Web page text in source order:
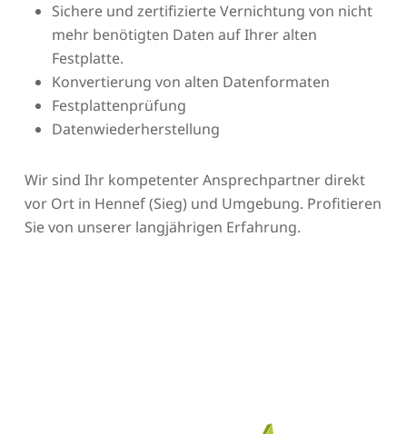
Sichere und zertifizierte Vernichtung von nicht
mehr benötigten Daten auf Ihrer alten
Festplatte.
Konvertierung von alten Datenformaten
Festplattenprüfung
Datenwiederherstellung
Wir sind Ihr kompetenter Ansprechpartner direkt
vor Ort in Hennef (Sieg) und Umgebung. Profitieren
Sie von unserer langjährigen Erfahrung.